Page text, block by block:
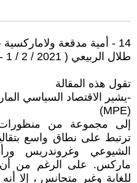
14 - أمية مدقعة ولاماركسية جلية!
طلال الربيعي ( 2021 / 2 / 1 - 23:51 )
تقول هذه المقالة
-يشير الاقتصاد السياسي
(MPE)
إلى مجموعة من منظورات
ترتبط على نطاق واسع
الشيوعي وغروندريس
ماركس. على الرغم من أن
للغاية وغير متجانس ، إلا